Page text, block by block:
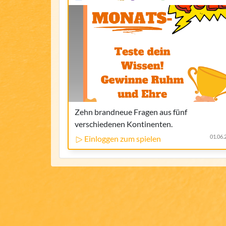
Zehn brandneue Fragen aus fünf
verschiedenen Kontinenten.
Einloggen zum spielen